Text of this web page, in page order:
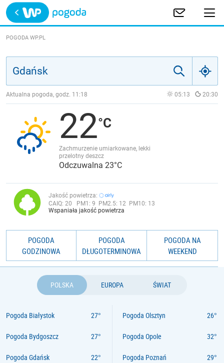
Trwa ładowanie
POLSKA
JAKOŚĆ POWIETRZA
POGODA WP.PL
Aktualna pogoda, godz. 11:18 05:13 20:30
22
Zachmurzenie umiarkowane, lekki
przelotny deszcz
Odczuwalna 23°C
Jakość powietrza:
CAIQ: 20 PM1: 9 PM2.5: 12 PM10: 13
Wspaniała jakość powietrza
POGODA
GODZINOWA
POGODA
DŁUGOTERMINOWA
POGODA NA
WEEKEND
POLSKA EUROPA ŚWIAT
Pogoda Białystok
Pogoda Bydgoszcz
Pogoda Gdańsk
Pogoda Olsztyn
Pogoda Opole
Pogoda Poznań